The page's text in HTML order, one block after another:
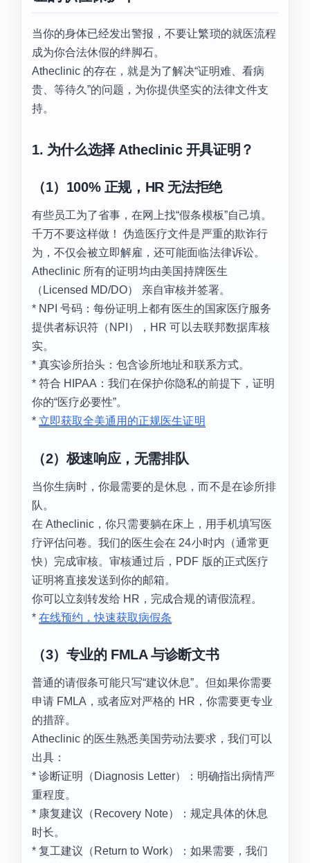
当你的身体已经发出警报，不要让繁琐的就医流程
成为你合法休假的绊脚石。
Atheclinic 的存在，就是为了解决“证明难、看病
贵、等待久”的问题，为你提供坚实的法律文件支
持。
1. 为什么选择 Atheclinic 开具证明？
（1）100% 正规，HR 无法拒绝
有些员工为了省事，在网上找“假条模板”自己填。
千万不要这样做！ 伪造医疗文件是严重的欺诈行
为，不仅会被立即解雇，还可能面临法律诉讼。
Atheclinic 所有的证明均由美国持牌医生
（Licensed MD/DO） 亲自审核并签署。
* NPI 号码：每份证明上都有医生的国家医疗服务
提供者标识符（NPI），HR 可以去联邦数据库核
实。
* 真实诊所抬头：包含诊所地址和联系方式。
* 符合 HIPAA：我们在保护你隐私的前提下，证明
你的“医疗必要性”。
* 立即获取全美通用的正规医生证明
（2）极速响应，无需排队
当你生病时，你最需要的是休息，而不是在诊所排
队。
在 Atheclinic，你只需要躺在床上，用手机填写医
疗评估问卷。我们的医生会在 24小时内（通常更
快）完成审核。审核通过后，PDF 版的正式医疗
证明将直接发送到你的邮箱。
你可以立刻转发给 HR，完成合规的请假流程。
*在线预约，快速获取病假条
（3）专业的 FMLA 与诊断文书
普通的请假条可能只写“建议休息”。但如果你需要
申请 FMLA，或者应对严格的 HR，你需要更专业
的措辞。
Atheclinic 的医生熟悉美国劳动法要求，我们可以
出具：
* 诊断证明（Diagnosis Letter）：明确指出病情严
重程度。
* 康复建议（Recovery Note）：规定具体的休息
时长。
* 复工建议（Return to Work）：如果需要，我们